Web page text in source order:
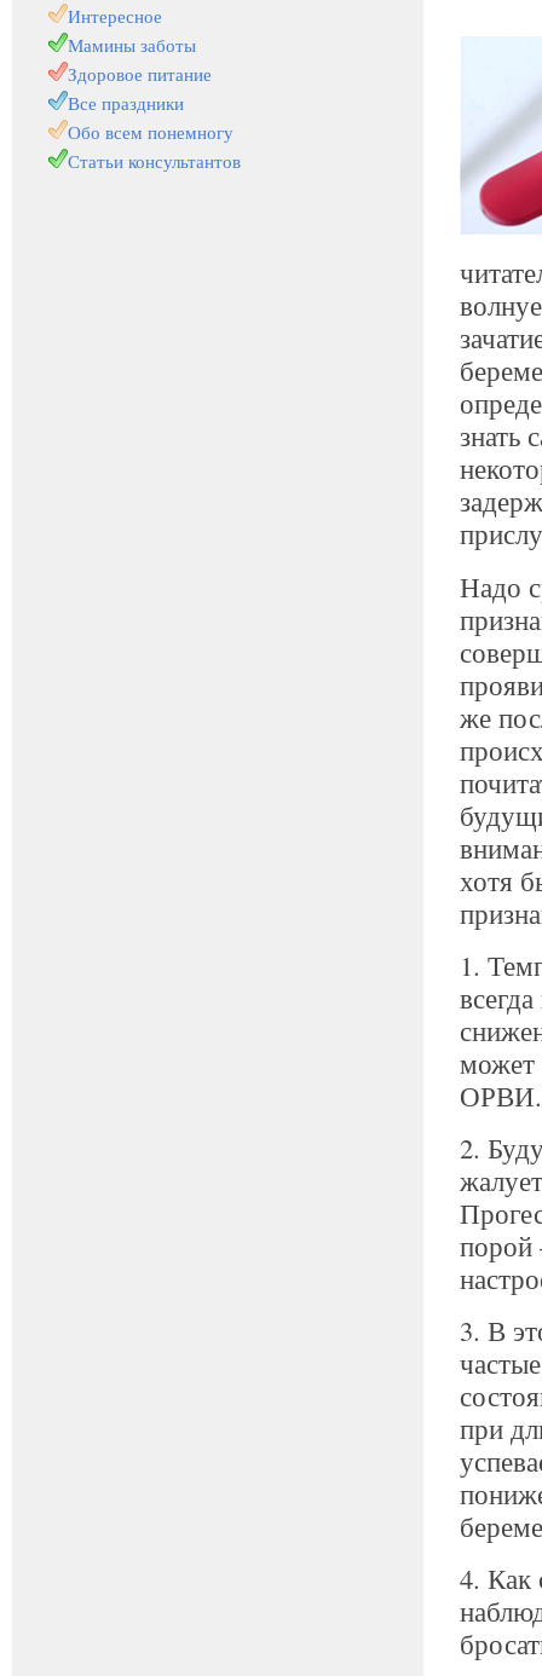
знать
Надо
же
хотя
1.
может
ОРВИ.
2.
порой
3. В
при
4. Как
Интересное
Мамины заботы
Здоровое питание
Все праздники
Обо всем понемногу
Статьи консультантов